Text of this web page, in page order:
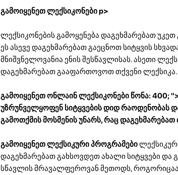
გამოიყენეთ ლექსიკონები p>
ლექსიკონების გამოყენება დაგეხმარებათ
ეს ასევე დაგეხმარებათ გაეცნოთ სიტყვის
მნიშვნელოვანია ენის შესწავლისას. ასეთი
დაგეხმარებათ გააფართოვოთ თქვენი ლექსიკა.
გამოიყენეთ ონლაინ ლექსიკონები წონა: 400;
უზრუნველყოფენ სიტყვების დიდ რაოდენობას
გამოთქმის მოსმენის უნარს, რაც დაგეხმარებათ
გამოიყენეთ ლექსიკური პროგრამები
დაგეხმარებათ გახსოვდეთ ახალი სიტყვები და
სწავლის მრავალფეროვან მეთოდს,